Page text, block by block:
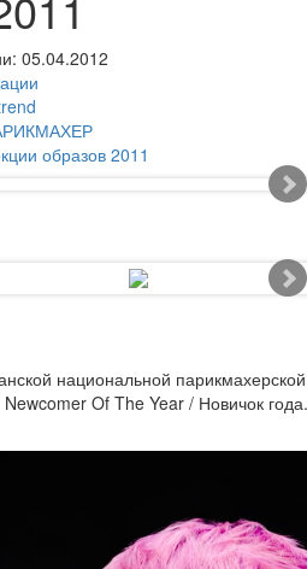
05.04.2012
образов 2011
национальной парикмахерской
Of The Year / Новичок года.